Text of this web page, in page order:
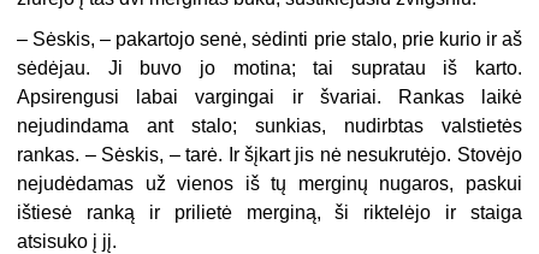
– Sėskis, – pakartojo senė, sėdinti prie stalo, prie kurio ir aš
sėdėjau. Ji buvo jo motina; tai supratau iš karto.
Apsirengusi labai vargingai ir švariai. Rankas laikė
nejudindama ant stalo; sunkias, nudirbtas valstietės
rankas. – Sėskis, – tarė. Ir šįkart jis nė nesukrutėjo. Stovėjo
nejudėdamas už vienos iš tų merginų nugaros, paskui
ištiesė ranką ir prilietė merginą, ši riktelėjo ir staiga
atsisuko į jį.